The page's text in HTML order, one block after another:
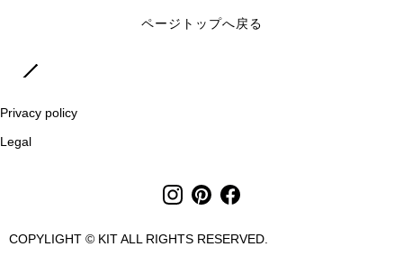
ページトップへ戻る
Privacy policy
Legal
COPYLIGHT © KIT ALL RIGHTS RESERVED.